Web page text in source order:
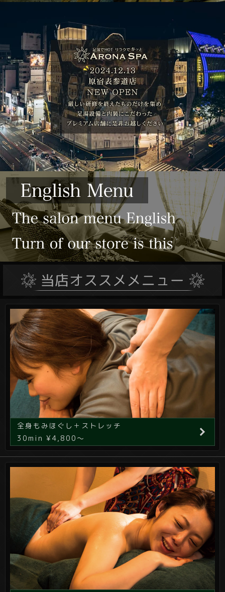
全身もみほぐし＋ストレッチ
30min ¥4,800～